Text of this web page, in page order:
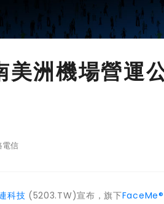
洲機場營運
電信
科技 (5203.TW)宣布，旗下FaceMe®